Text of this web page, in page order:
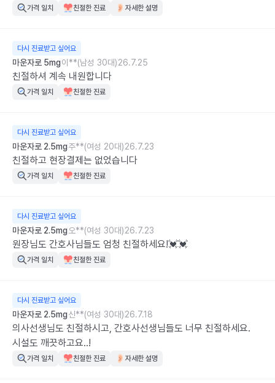
가격 일치 친절한 진료 자세한 설명
다시 진료받고 싶어요
마운자로 5mg이**(남성 30대)26.7.25
친절하셔 계속 내원합니다
가격 일치 친절한 진료
다시 진료받고 싶어요
마운자로 2.5mg주**(여성 20대)26.7.23
친절하고 현장결제는 없었습니다
가격 일치 친절한 진료
다시 진료받고 싶어요
마운자로 2.5mg오**(여성 30대)26.7.23
원장님도 간호사님들도 엄청 친절하세요!💓💓
가격 일치 친절한 진료
다시 진료받고 싶어요
마운자로 2.5mg신**(여성 30대)26.7.18
의사선생님도 친절하시고, 간호사선생님들도 너무 친절하세요.
시설도 깨끗하고요..!
가격 일치 친절한 진료 자세한 설명